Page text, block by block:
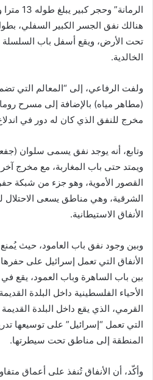
تحت الأرض، ويقع أسفل باب السلسلة
الخالدية.
ولفت الرفاعي، إلى “المعالم التي تضم
مخرج للنفق الذي كان له دور في
وتابع، أنه يوجد نفق يسمى سلوان
ويمتد حتى باب المغاربة، مع مخرج
القصور الأموية، وهو جزء من شبكة
الشرقية، وهي مناطق يسعى الاحتلال
الأنفاق الاستيطانية.
وبين وجود نفق باب العامود، حيث يُمنع
الأنفاق التي تعمل إسرائيل على
بين باب الساهرة وباب العمود، يقع
الأحياء الفلسطينية داخل البلدة
القرمي، الذي يقع داخل البلدة
التي تعمل “إسرائيل” على توسيعها
المنطقة إلى مناطق تحت سيطرتها.